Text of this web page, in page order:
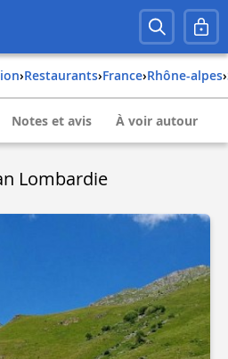
› Restaurants› france› rhône-alpes›
Notes et avis À voir autour
Lombardie